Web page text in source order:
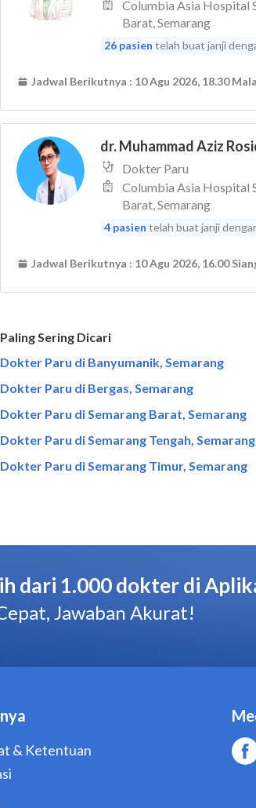
Paling Sering Dicari
Dokter Paru di Banyumanik, Semarang
Dokter Paru di Bergas, Semarang
Dokter Paru di Semarang Barat, Semarang
Dokter Paru di Semarang Tengah, Semarang
Dokter Paru di Semarang Timur, Semarang